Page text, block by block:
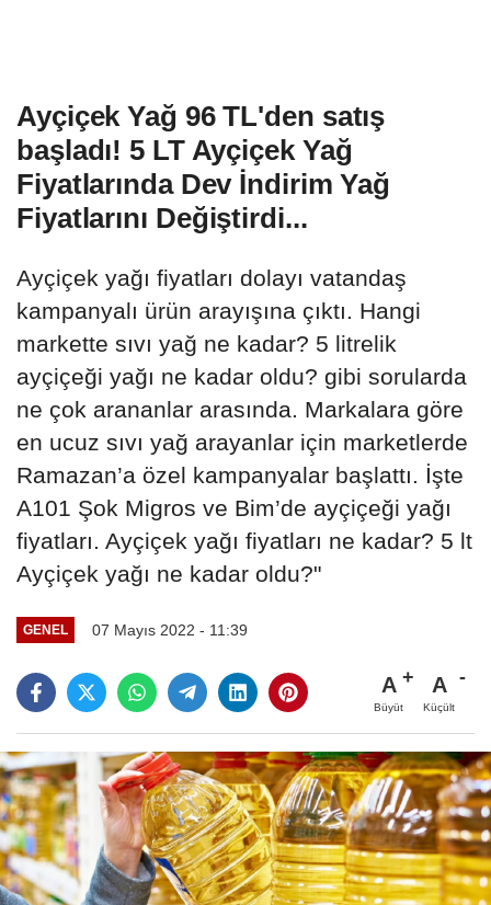
Ayçiçek Yağ 96 TL'den satış
başladı! 5 LT Ayçiçek Yağ
Fiyatlarında Dev İndirim Yağ
Fiyatlarını Değiştirdi...
Ayçiçek yağı fiyatları dolayı vatandaş
kampanyalı ürün arayışına çıktı. Hangi
markette sıvı yağ ne kadar? 5 litrelik
ayçiçeği yağı ne kadar oldu? gibi sorularda
ne çok arananlar arasında. Markalara göre
en ucuz sıvı yağ arayanlar için marketlerde
Ramazan’a özel kampanyalar başlattı. İşte
A101 Şok Migros ve Bim’de ayçiçeği yağı
fiyatları. Ayçiçek yağı fiyatları ne kadar? 5 lt
Ayçiçek yağı ne kadar oldu?"
GENEL 07 Mayıs 2022 - 11:39
A
Büyüt
A
Küçült